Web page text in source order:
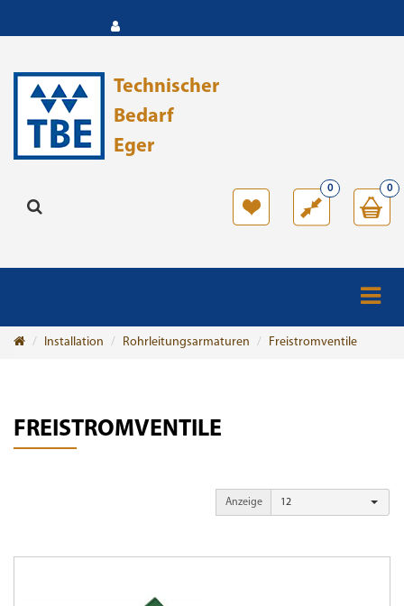
Technischer
Bedarf
Eger
0
0
Installation Rohrleitungsarmaturen Freistromventile
FREISTROMVENTILE
Anzeige 12